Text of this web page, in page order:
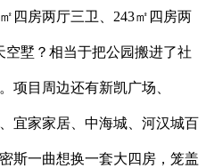
四房两厅三卫、243㎡四房两
空墅？相当于把公园搬进了社
项目周边还有新凯广场、
宜家家居、中海城、河汉城百
斯一曲想换一套大四房，笼盖